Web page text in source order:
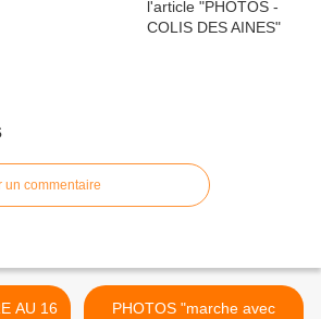
un commentaire
PHOTOS "marche avec